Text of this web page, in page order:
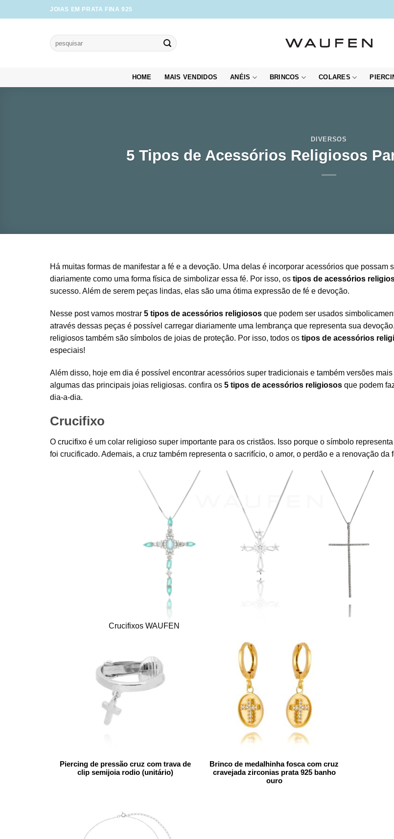
to
JOIAS EM PRATA FINA 925
Pesquisar
por:
HOME MAIS VENDIDOS ANÉIS BRINCOS COLARES
DIVERSOS
5 Tipos de Acessórios Religiosos
Há muitas formas de manifestar a fé e a devoção. Uma delas é incorporar acessórios que possam
diariamente como uma forma física de simbolizar essa fé. Por isso, os tipos de acessórios
sucesso. Além de serem peças lindas, elas são uma ótima expressão de fé e devoção.
Nesse post vamos mostrar 5 tipos de acessórios religiosos que podem ser usados
através dessas peças é possível carregar diariamente uma lembrança que representa sua
religiosos também são símbolos de joias de proteção. Por isso, todos os tipos de acessórios
especiais!
Além disso, hoje em dia é possível encontrar acessórios super tradicionais e também versões
algumas das principais joias religiosas. confira os 5 tipos de acessórios religiosos que podem
dia-a-dia.
Crucifixo
O crucifixo é um colar religioso super importante para os cristãos. Isso porque o símbolo
foi crucificado. Ademais, a cruz também representa o sacrifício, o amor, o perdão e a renovação da
Crucifixos WAUFEN
Piercing de pressão cruz com trava de
clip semijoia rodio (unitário)
Brinco de medalhinha fosca com cruz
cravejada zirconias prata 925 banho
ouro